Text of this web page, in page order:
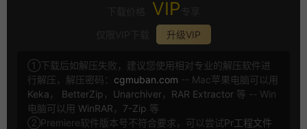
VIP
升级VIP
①下载后如解压失败，建议您使用相对专业的解压软件进
行解压，解压密码： cgmuban.com -- Mac苹果电脑可以用
Keka ， BetterZip ， Unarchiver， RAR Extractor 等 -- Win
电脑可以用 WinRAR ， 7-Zip 等
②Premiere软件版本号不符合要求，可以尝试Pr工程文件